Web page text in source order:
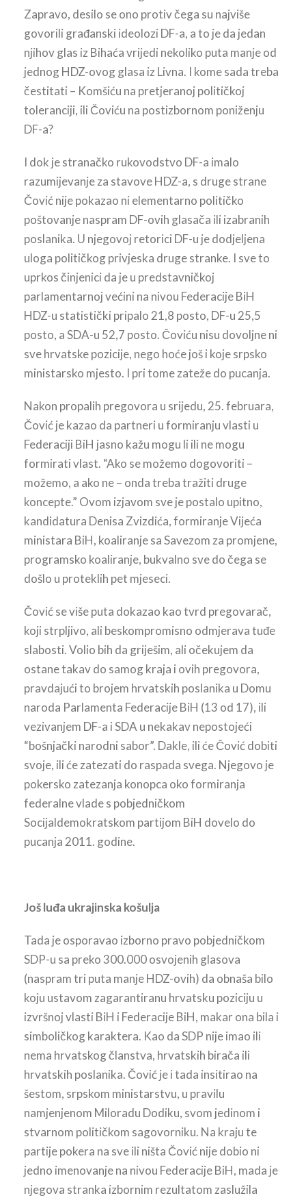
Zapravo, desilo se ono protiv čega su najviše
govorili građanski ideolozi DF-a, a to je da jedan
njihov glas iz Bihaća vrijedi nekoliko puta manje od
jednog HDZ-ovog glasa iz Livna. I kome sada treba
čestitati – Komšiću na pretjeranoj političkoj
toleranciji, ili Čoviću na postizbornom poniženju
DF-a?
I dok je stranačko rukovodstvo DF-a imalo
razumijevanje za stavove HDZ-a, s druge strane
Čović nije pokazao ni elementarno političko
poštovanje naspram DF-ovih glasača ili izabranih
poslanika. U njegovoj retorici DF-u je dodjeljena
uloga političkog privjeska druge stranke. I sve to
uprkos činjenici da je u predstavničkoj
parlamentarnoj većini na nivou Federacije BiH
HDZ-u statistički pripalo 21,8 posto, DF-u 25,5
posto, a SDA-u 52,7 posto. Čoviću nisu dovoljne ni
sve hrvatske pozicije, nego hoće još i koje srpsko
ministarsko mjesto. I pri tome zateže do pucanja.
Nakon propalih pregovora u srijedu, 25. februara,
Čović je kazao da partneri u formiranju vlasti u
Federaciji BiH jasno kažu mogu li ili ne mogu
formirati vlast. “Ako se možemo dogovoriti –
možemo, a ako ne – onda treba tražiti druge
koncepte.” Ovom izjavom sve je postalo upitno,
kandidatura Denisa Zvizdića, formiranje Vijeća
ministara BiH, koaliranje sa Savezom za promjene,
programsko koaliranje, bukvalno sve do čega se
došlo u proteklih pet mjeseci.
Čović se više puta dokazao kao tvrd pregovarač,
koji strpljivo, ali beskompromisno odmjerava tuđe
slabosti. Volio bih da griješim, ali očekujem da
ostane takav do samog kraja i ovih pregovora,
pravdajući to brojem hrvatskih poslanika u Domu
naroda Parlamenta Federacije BiH (13 od 17), ili
vezivanjem DF-a i SDA u nekakav nepostojeći
“bošnjački narodni sabor”. Dakle, ili će Čović dobiti
svoje, ili će zatezati do raspada svega. Njegovo je
pokersko zatezanja konopca oko formiranja
federalne vlade s pobjedničkom
Socijaldemokratskom partijom BiH dovelo do
pucanja 2011. godine.
Još luđa ukrajinska košulja
Tada je osporavao izborno pravo pobjedničkom
SDP-u sa preko 300.000 osvojenih glasova
(naspram tri puta manje HDZ-ovih) da obnaša bilo
koju ustavom zagarantiranu hrvatsku poziciju u
izvršnoj vlasti BiH i Federacije BiH, makar ona bila i
simboličkog karaktera. Kao da SDP nije imao ili
nema hrvatskog članstva, hrvatskih birača ili
hrvatskih poslanika. Čović je i tada insitirao na
šestom, srpskom ministarstvu, u pravilu
namjenjenom Miloradu Dodiku, svom jedinom i
stvarnom političkom sagovorniku. Na kraju te
partije pokera na sve ili ništa Čović nije dobio ni
jedno imenovanje na nivou Federacije BiH, mada je
njegova stranka izbornim rezultatom zaslužila